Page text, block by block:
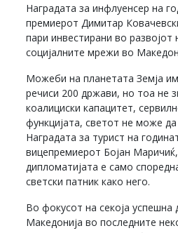
Наградата за инфлуенсер на
премиерот Димитар
пари инвестирани во развојот
социјалните мрежи во
Можеби на планетата Земја
речиси 200 држави, но тоа не
коалициски капацитет,
функцијата, светот не може
Наградата за турист на
вицепремиерот Бојан
дипломатијата е само
светски патник како него.
Во фокусот на секоја
Македонија во последните